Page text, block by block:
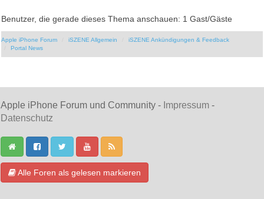
Benutzer, die gerade dieses Thema anschauen: 1 Gast/Gäste
Apple iPhone Forum iSZENE Allgemein
iSZENE Ankündigungen & Feedback
Portal News
Apple iPhone Forum und Community - Impressum -
Datenschutz
Alle Foren als gelesen markieren